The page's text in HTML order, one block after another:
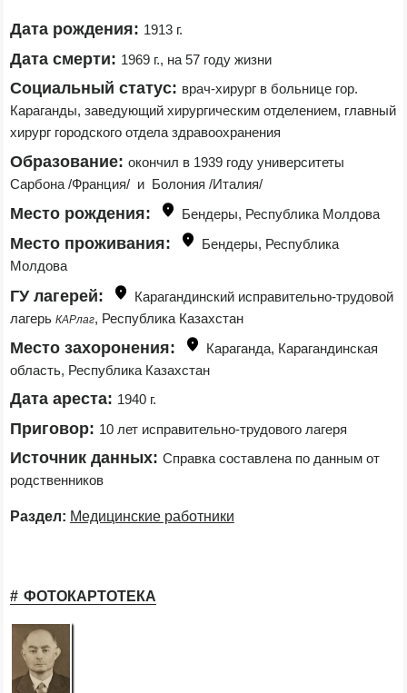
Дата рождения: 1913 г.
Дата смерти: 1969 г., на 57 году жизни
Социальный статус: врач-хирург в больнице гор.
Караганды, заведующий хирургическим отделением, главный
хирург городского отдела здравоохранения
Образование: окончил в 1939 году университеты
Сарбона /Франция/  и  Болония /Италия/
Место рождения: Бендеры, Республика Молдова
Место проживания:
Бендеры, Республика
Молдова
ГУ лагерей:
Карагандинский исправительно-трудовой
лагерь КАРлаг, Республика Казахстан
Место захоронения:
Караганда, Карагандинская
область, Республика Казахстан
Дата ареста: 1940 г.
Приговор: 10 лет исправительно-трудового лагеря
Источник данных: Справка составлена по данным от
родственников
Раздел: Медицинские работники
ФОТОКАРТОТЕКА